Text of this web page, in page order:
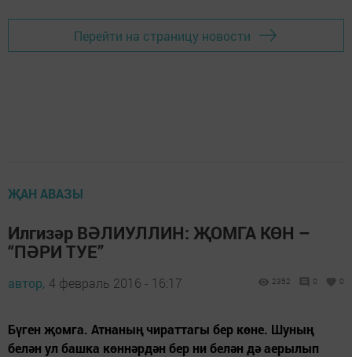
Перейти на страницу новости
ҖАН АВАЗЫ
Илгизәр ВӘЛИУЛЛИН: ҖОМГА КӨН –
“ПӘРИ ТУЕ”
автор, 4 февраль 2016 - 16:17 2352 0 0
Бүген җомга. Атнаның чираттагы бер көне. Шуның
белән ул башка көннәрдән бер ни белән дә аерылып